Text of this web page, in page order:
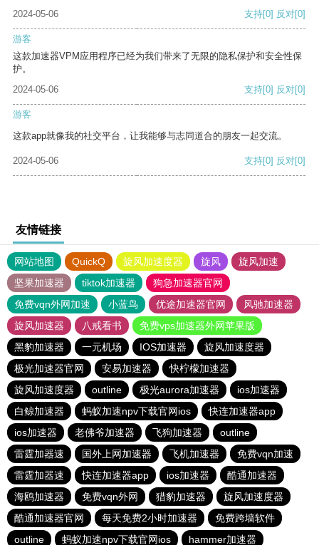
2024-05-06
支持[0] 反对[0]
游客
这款加速器VPM应用程序已经为我们带来了无限的隐私保护和安全性保
护。
2024-05-06
支持[0] 反对[0]
游客
这款app就像我的社交平台，让我能够与志同道合的朋友一起交流。
2024-05-06 支持[0] 反对[0]
友情链接
网站地图 QuickQ 旋风加速度器 旋风
旋风加速
坚果加速器
tiktok加速器
狗急加速器官网
免费vqn外网加速
小蓝鸟 优途加速器官网
风驰加速器
旋风加速器
八戒看书
免费vps加速器外网苹果版
黑豹加速器
一元机场 IOS加速器
旋风加速度器
极光加速器官网
安易加速器
快柠檬加速器
旋风加速度器
outline 极光aurora加速器
ios加速器
白鲸加速器
蚂蚁加速npv下载官网ios
快连加速器app
ios加速器
老佛爷加速器 飞狗加速器
outline
雷霆加器速
国外上网加速器 飞机加速器
免费vqn加速
雷霆加器速
快连加速器app ios加速器
酷通加速器
海鸥加速器
免费vqn外网 猎豹加速器
旋风加速度器
酷通加速器官网
每天免费2小时加速器
免费跨墙软件
outline
蚂蚁加速npv下载官网ios hammer加速器